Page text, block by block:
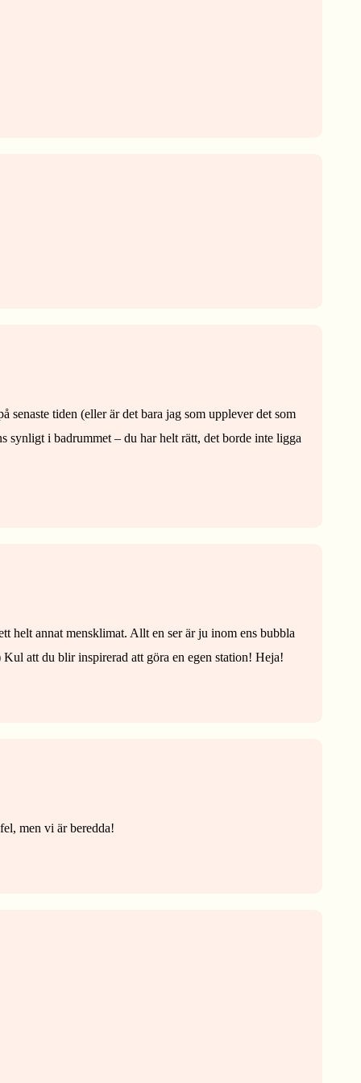
tiden (eller är det bara jag som upplever det som
synligt i badrummet – du har helt rätt, det borde inte ligga
helt annat mensklimat. Allt en ser är ju inom ens bubbla
att du blir inspirerad att göra en egen station! Heja!
men vi är beredda!